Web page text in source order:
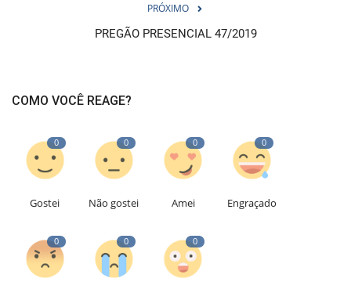
PRÓXIMO
PREGÃO PRESENCIAL 47/2019
COMO VOCÊ REAGE?
0
Gostei
0
Não gostei
0
Amei
0
Engraçado
0 0 0